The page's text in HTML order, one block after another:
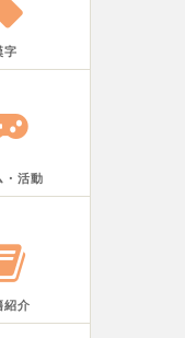
字
・活動
紹介